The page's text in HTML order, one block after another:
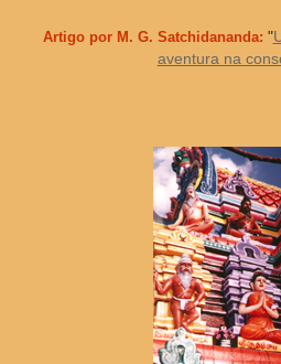
Artigo por M. G. Satchidananda: "
aventura na